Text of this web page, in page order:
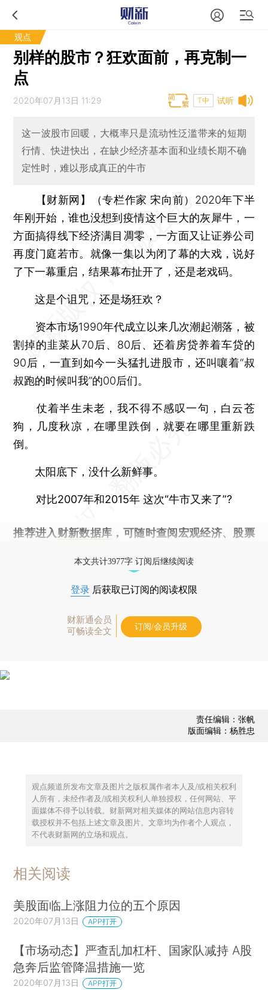
观点
别样的股市？狂欢面前，再克制一
点
试听
2020年07月13日 11:29 T中
这一波股市回暖，大概率只是流动性泛滥带来的短期
行情、快进快出，在缺少经济基本面和业绩长期不确
定性时，难以形成真正的牛市
【财新网】（专栏作家 宋向前） 2020年下半
年刚开始，谁也没想到疫情这个巨大的灰犀牛，一
方面搞得线下经济满目凋零，一方面又让证券公司
再度门庭若市。就像一集以为闭了幕的大戏，说好
了下一幕重启，结果幕布扯开了，还是老戏码。
这是个诅咒，还是场狂欢？
资本市场1990年代成立以来几次潮起潮落，被
割掉的韭菜从70后、80后、还着房贷养着车贷的
90后，一直到如今一头猛扎进股市，还叫嚷着“叔
叔跑的时候叫我”的00后们。
仗着半生未老，我不得不感叹一句，白云苍
狗，几度秋凉，在哪里跌倒，就要在哪里重新跌
倒。
太阳底下，没什么新鲜事。
对比2007年和2015年 这次“牛市又来了”?
推荐进入 财新数据库 ，可随时查阅宏观经济、股票
本文共计3977字 订阅后继续阅读
登录 后获取已订阅的阅读权限
财新通会员
可畅读全文
订阅/会员升级
责任编辑：张帆
版面编辑：杨胜忠
观点频道所发布文章及图片之版权属作者本人及/或相关权利
人所有，未经作者及/或相关权利人单独授权，任何网站、平
面媒体不得予以转载。财新网对相关媒体的网站信息内容转
载授权并不包括上述文章及图片。文章均为作者个人观点，
不代表财新网的立场和观点。
相关阅读
美股面临上涨阻力位的五个原因
2020年07月13日 APP打开
【市场动态】严查乱加杠杆、国家队减持 A股
急奔后监管降温措施一览
2020年07月13日 APP打开